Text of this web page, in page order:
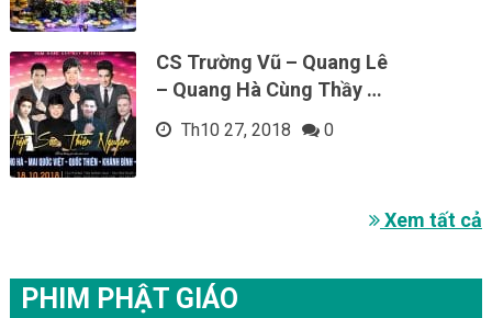
CS Trường Vũ – Quang Lê
– Quang Hà Cùng Thầy …
Th10 27, 2018 0
Xem tất cả
PHIM PHẬT GIÁO